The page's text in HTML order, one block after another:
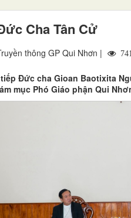
Cha Tân Cử
thông GP Qui Nhơn | 741
Đức cha Gioan Baotixita
mục Phó Giáo phận Qui